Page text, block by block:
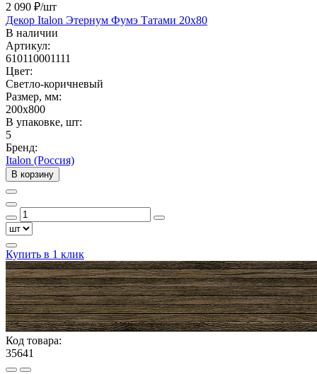
2 090 ₽/шт
Декор Italon Этернум Фумэ Татами 20x80
В наличии
Артикул:
610110001111
Цвет:
Светло-коричневый
Размер, мм:
200x800
В упаковке, шт:
5
Бренд:
Italon (Россия)
В корзину
Купить в 1 клик
Код товара:
35641